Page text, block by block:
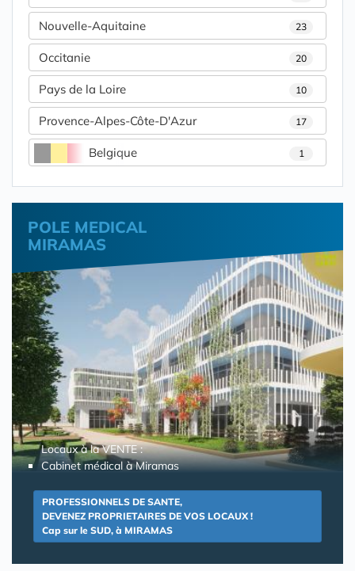
Nouvelle-Aquitaine 23
Occitanie 20
Pays de la Loire 10
Provence-Alpes-Côte-D'Azur 17
Belgique 1
POLE MEDICAL
MIRAMAS
Locaux à la VENTE :
Cabinet médical à Miramas
PROFESSIONNELS DE SANTE,
DEVENEZ PROPRIETAIRES DE VOS LOCAUX !
Cap sur le SUD, à MIRAMAS